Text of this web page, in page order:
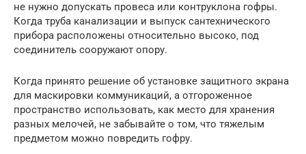
не нужно допускать провеса или контруклона гофры.
Когда труба канализации и выпуск сантехнического
прибора расположены относительно высоко‚ под
соединитель сооружают опору.
Когда принято решение об установке защитного экрана
для маскировки коммуникаций, а отгороженное
пространство использовать, как место для хранения
разных мелочей, не забывайте о том, что тяжелым
предметом можно повредить гофру.